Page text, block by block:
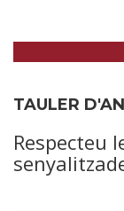
TAULER
Respecteu